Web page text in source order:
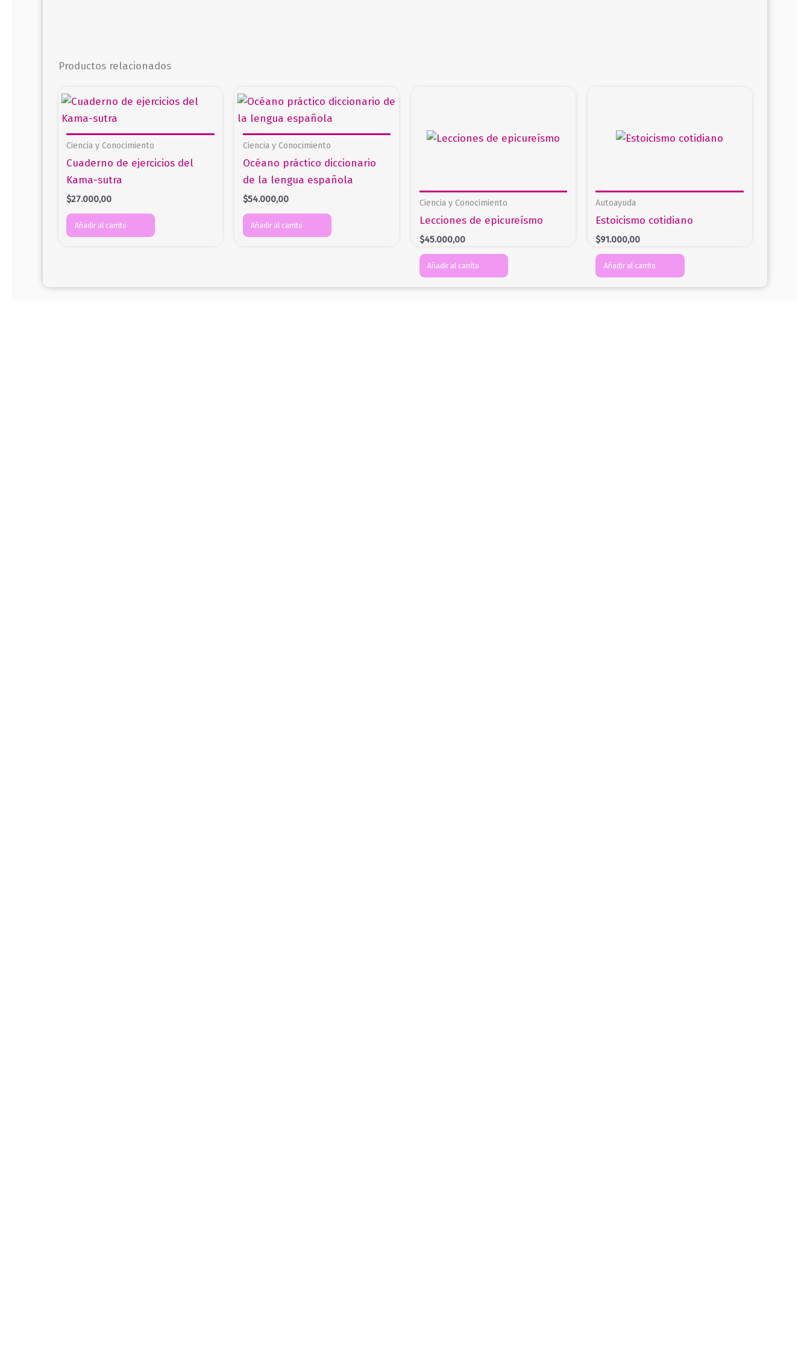
Productos relacionados
Ciencia y Conocimiento
Cuaderno de ejercicios del
Kama-sutra
$27.000,00
Añadir al carrito
Ciencia y Conocimiento
Océano práctico diccionario
de la lengua española
$54.000,00
Añadir al carrito
Ciencia y Conocimiento
Lecciones de epicureísmo
$45.000,00
Añadir al carrito
Autoayuda
Estoicismo cotidiano
$91.000,00
Añadir al carrito